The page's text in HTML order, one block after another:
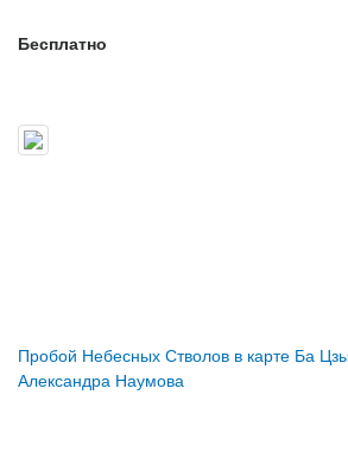
Бесплатно
Пробой Небесных Стволов в карте Ба
Александра Наумова